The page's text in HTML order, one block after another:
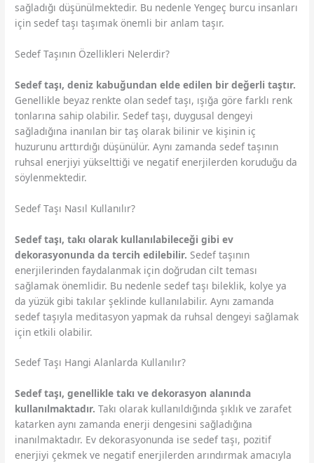
sağladığı düşünülmektedir. Bu nedenle Yengeç burcu insanları
için sedef taşı taşımak önemli bir anlam taşır.
Sedef Taşının Özellikleri Nelerdir?
Sedef taşı, deniz kabuğundan elde edilen bir değerli taştır.
Genellikle beyaz renkte olan sedef taşı, ışığa göre farklı renk
tonlarına sahip olabilir. Sedef taşı, duygusal dengeyi
sağladığına inanılan bir taş olarak bilinir ve kişinin iç
huzurunu arttırdığı düşünülür. Aynı zamanda sedef taşının
ruhsal enerjiyi yükselttiği ve negatif enerjilerden koruduğu da
söylenmektedir.
Sedef Taşı Nasıl Kullanılır?
Sedef taşı, takı olarak kullanılabileceği gibi ev
dekorasyonunda da tercih edilebilir. Sedef taşının
enerjilerinden faydalanmak için doğrudan cilt teması
sağlamak önemlidir. Bu nedenle sedef taşı bileklik, kolye ya
da yüzük gibi takılar şeklinde kullanılabilir. Aynı zamanda
sedef taşıyla meditasyon yapmak da ruhsal dengeyi sağlamak
için etkili olabilir.
Sedef Taşı Hangi Alanlarda Kullanılır?
Sedef taşı, genellikle takı ve dekorasyon alanında
kullanılmaktadır.Takı olarak kullanıldığında şıklık ve zarafet
katarken aynı zamanda enerji dengesini sağladığına
inanılmaktadır. Ev dekorasyonunda ise sedef taşı, pozitif
enerjiyi çekmek ve negatif enerjilerden arındırmak amacıyla